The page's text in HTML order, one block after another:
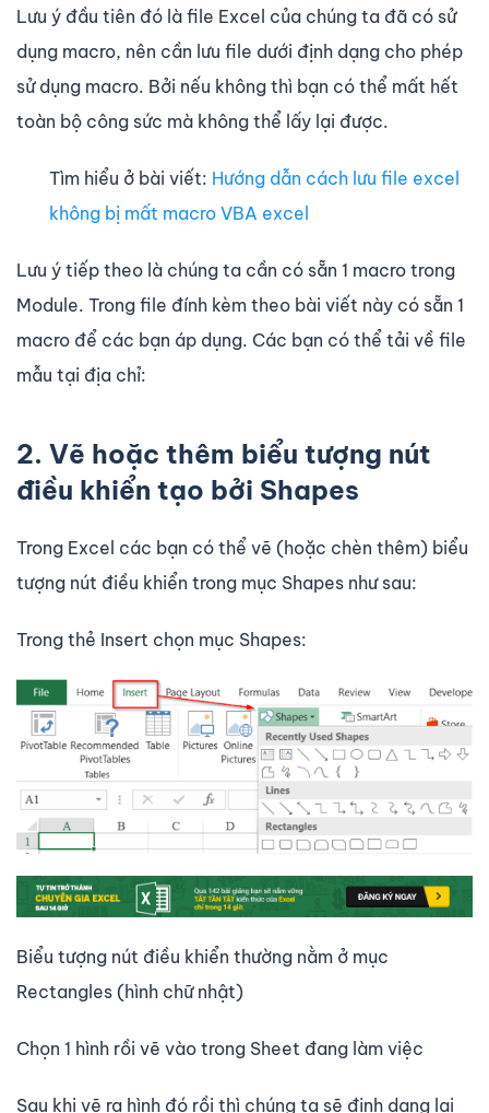
Lưu ý đầu tiên đó là file Excel của chúng ta đã có sử
dụng macro, nên cần lưu file dưới định dạng cho phép
sử dụng macro. Bởi nếu không thì bạn có thể mất hết
toàn bộ công sức mà không thể lấy lại được.
Tìm hiểu ở bài viết: Hướng dẫn cách lưu file excel
không bị mất macro VBA excel
Lưu ý tiếp theo là chúng ta cần có sẵn 1 macro trong
Module. Trong file đính kèm theo bài viết này có sẵn 1
macro để các bạn áp dụng. Các bạn có thể tải về file
mẫu tại địa chỉ:
2. Vẽ hoặc thêm biểu tượng nút
điều khiển tạo bởi Shapes
Trong Excel các bạn có thể vẽ (hoặc chèn thêm) biểu
tượng nút điều khiển trong mục Shapes như sau:
Trong thẻ Insert chọn mục Shapes:
Biểu tượng nút điều khiển thường nằm ở mục
Rectangles (hình chữ nhật)
Chọn 1 hình rồi vẽ vào trong Sheet đang làm việc
Sau khi vẽ ra hình đó rồi thì chúng ta sẽ định dạng lại